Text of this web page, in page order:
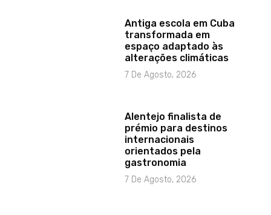
Antiga escola em Cuba
transformada em
espaço adaptado às
alterações climáticas
7 De Agosto, 2026
Alentejo finalista de
prémio para destinos
internacionais
orientados pela
gastronomia
7 De Agosto, 2026